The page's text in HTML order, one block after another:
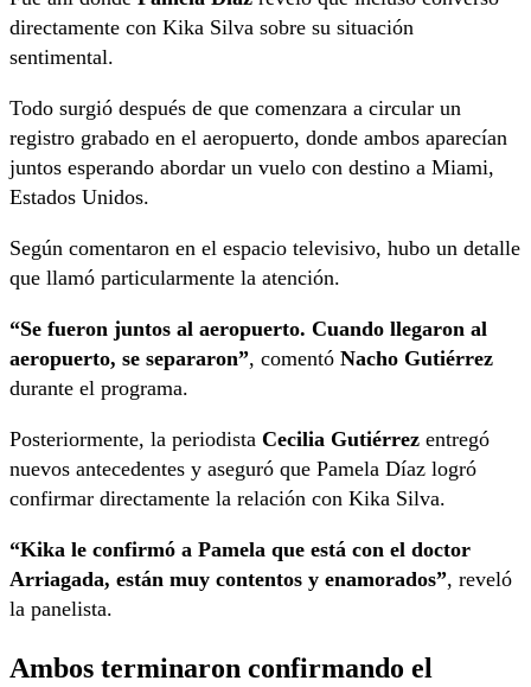
directamente con Kika Silva sobre su situación
sentimental.
Todo surgió después de que comenzara a circular un
registro grabado en el aeropuerto, donde ambos aparecían
juntos esperando abordar un vuelo con destino a Miami,
Estados Unidos.
Según comentaron en el espacio televisivo, hubo un detalle
que llamó particularmente la atención.
“Se fueron juntos al aeropuerto. Cuando llegaron al
aeropuerto, se separaron”, comentó Nacho Gutiérrez
durante el programa.
Posteriormente, la periodista Cecilia Gutiérrez entregó
nuevos antecedentes y aseguró que Pamela Díaz logró
confirmar directamente la relación con Kika Silva.
“Kika le confirmó a Pamela que está con el doctor
Arriagada, están muy contentos y enamorados”, reveló
la panelista.
Ambos terminaron confirmando el